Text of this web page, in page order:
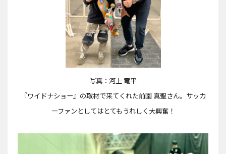
写真：河上 竜平
『ワイドナショー』の取材で来てくれた前園 真聖さん。サッカ
ーファンとしてはとてもうれしく大興奮！